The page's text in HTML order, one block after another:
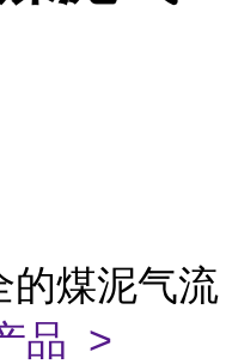
的煤泥气流
品 >